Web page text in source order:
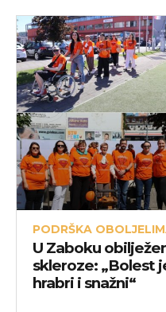
PODRŠKA
U Zaboku
skleroze: „Bolest
hrabri i snažni“